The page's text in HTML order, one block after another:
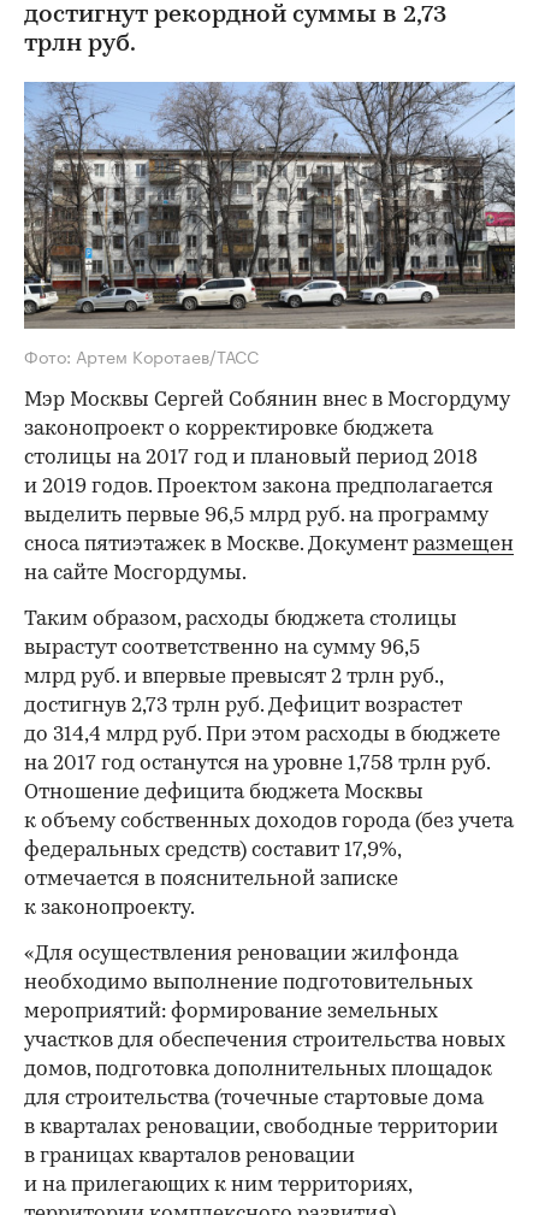
достигнут рекордной суммы в 2,73
трлн руб.
Фото: Артем Коротаев/ТАСС
Мэр Москвы Сергей Собянин внес в Мосгордуму
законопроект о корректировке бюджета
столицы на 2017 год и плановый период 2018
и 2019 годов. Проектом закона предполагается
выделить первые 96,5 млрд руб. на программу
сноса пятиэтажек в Москве. Документ размещен
на сайте Мосгордумы.
Таким образом, расходы бюджета столицы
вырастут соответственно на сумму 96,5
млрд руб. и впервые превысят 2 трлн руб.,
достигнув 2,73 трлн руб. Дефицит возрастет
до 314,4 млрд руб. При этом расходы в бюджете
на 2017 год останутся на уровне 1,758 трлн руб.
Отношение дефицита бюджета Москвы
к объему собственных доходов города (без учета
федеральных средств) составит 17,9%,
отмечается в пояснительной записке
к законопроекту.
«Для осуществления реновации жилфонда
необходимо выполнение подготовительных
мероприятий: формирование земельных
участков для обеспечения строительства новых
домов, подготовка дополнительных площадок
для строительства (точечные стартовые дома
в кварталах реновации, свободные территории
в границах кварталов реновации
и на прилегающих к ним территориях,